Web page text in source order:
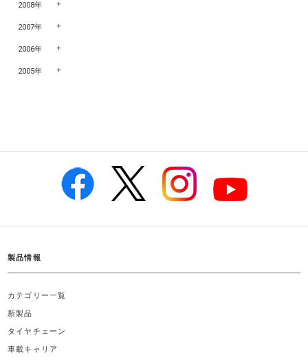
2008年
2007年
2006年
2005年
製品情報
カテゴリー一覧
新製品
タイヤチェーン
車載キャリア